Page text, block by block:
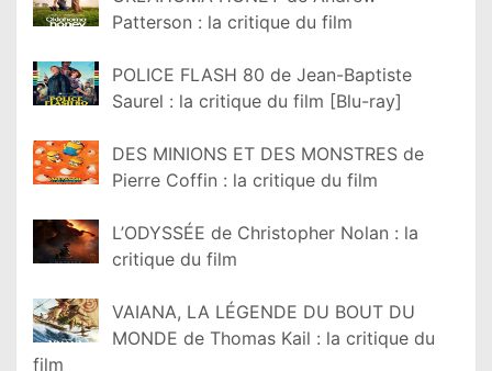
Patterson : la critique du film
POLICE FLASH 80 de Jean-Baptiste
Saurel : la critique du film [Blu-ray]
DES MINIONS ET DES MONSTRES de
Pierre Coffin : la critique du film
L’ODYSSÉE de Christopher Nolan : la
critique du film
VAIANA, LA LÉGENDE DU BOUT DU
MONDE de Thomas Kail : la critique du
film